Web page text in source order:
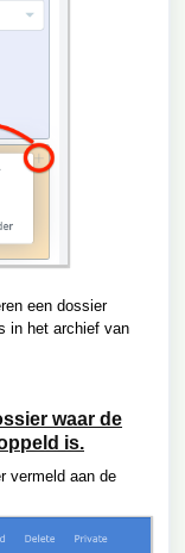
een dossier
in het archief van
waar de
is.
vermeld aan de